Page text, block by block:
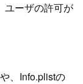
ユーザの許可が
や、Info.plistの